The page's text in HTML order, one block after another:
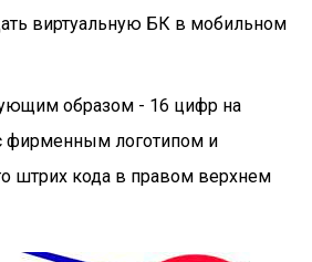
виртуальную БК в мобильном
образом - 16 цифр на
фирменным логотипом и
штрих кода в правом верхнем